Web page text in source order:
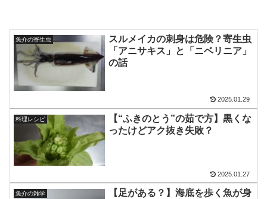
魚介の寄生虫
スルメイカの刺身は危険？寄生虫
「アニサキス」と「ニベリニア」
の話
2025.01.29
料理レシピ
【“ふきのとう”の茹で方】黒くな
ったけどアク抜き失敗？
2025.01.27
魚介の雑学
【足がある？】海底を歩く魚が身